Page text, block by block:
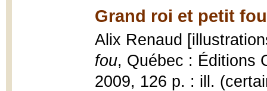
Grand roi et petit
Alix Renaud
fou, Québec : Éditions
2009, 126 p. : ill.